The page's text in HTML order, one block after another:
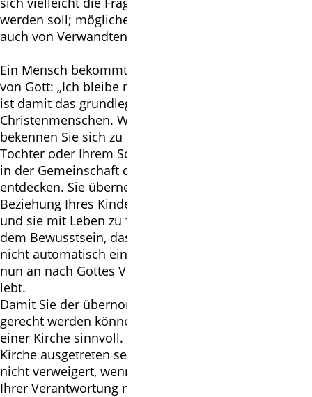
werden soll; möglicherweise wird Ihnen diese Frage
auch von Verwandten gestellt.
Ein Mensch bekommt mit der Taufe ein Versprechen
von Gott: „Ich bleibe mit dir verbunden.“ Die Taufe
ist damit das grundlegende Ereignis im Leben eines
Christenmenschen. Wenn Sie Ihr Kind taufen lassen,
bekennen Sie sich zu der Verantwortung, Ihrer
Tochter oder Ihrem Sohn dabei zu helfen, das Leben
in der Gemeinschaft der Christinnen und Christen zu
entdecken. Sie übernehmen die Aufgabe, die
Beziehung Ihres Kindes zu Gott wachsen zu lassen
und sie mit Leben zu füllen – auch und gerade in
dem Bewusstsein, dass die Taufe aus Ihrem Kind
nicht automatisch einen Menschen macht, der von
nun an nach Gottes Vorstellungen und Lebensregeln
lebt.
Damit Sie der übernommenen Verantwortung
gerecht werden können, ist die Mitgliedschaft in
einer Kirche sinnvoll. Sollten Sie jedoch aus Ihrer
Kirche ausgetreten sein, wird Ihrem Kind die Taufe
nicht verweigert, wenn Sie gemeinsam mit den Paten
Ihrer Verantwortung nachkommen.